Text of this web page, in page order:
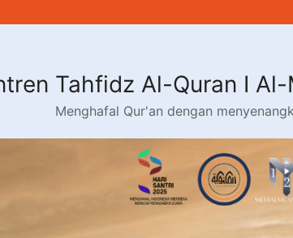
Tahfidz Al-Quran I
Menghafal Qur'an dengan